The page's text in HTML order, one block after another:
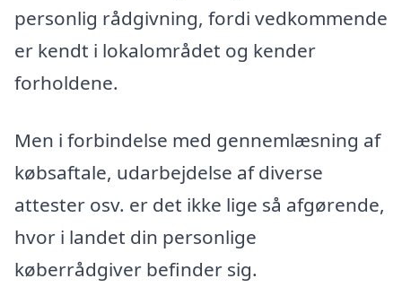
personlig rådgivning, fordi vedkommende
er kendt i lokalområdet og kender
forholdene.
Men i forbindelse med gennemlæsning af
købsaftale, udarbejdelse af diverse
attester osv. er det ikke lige så afgørende,
hvor i landet din personlige
køberrådgiver befinder sig.